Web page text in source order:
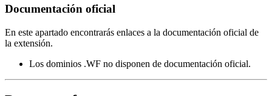
Documentación oficial
En este apartado encontrarás enlaces a la documentación oficial de
la extensión.
Los dominios .WF no disponen de documentación oficial.